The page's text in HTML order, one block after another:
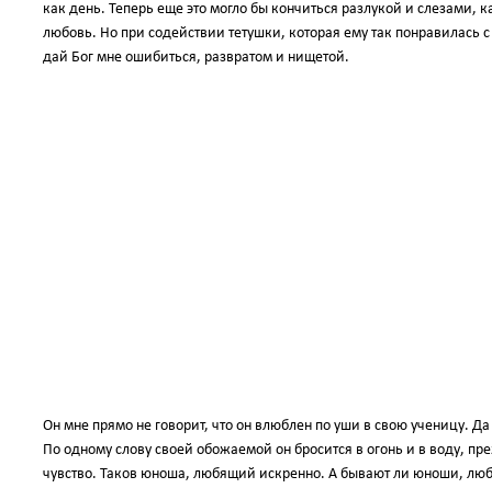
как день. Теперь еще это могло бы кончиться разлукой и слезами,
любовь. Но при содействии тетушки, которая ему так понравилась
дай Бог мне ошибиться, развратом и нищетой.
Он мне прямо не говорит, что он влюблен по уши в свою ученицу.
По одному слову своей обожаемой он бросится в огонь и в воду,
чувство. Таков юноша, любящий искренно. А бывают ли юноши,